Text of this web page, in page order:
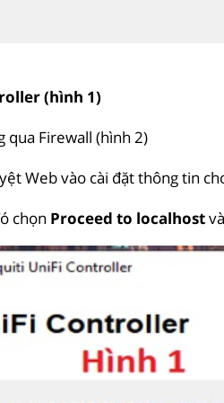
(hình 1)
qua Firewall (hình 2)
Web vào cài đặt thông tin
chọn Proceed to localhost